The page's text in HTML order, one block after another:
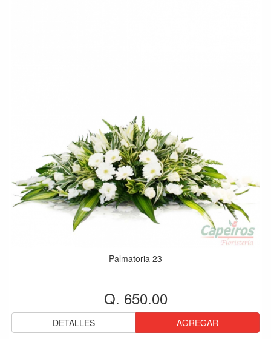
Palmatoria 23
Q. 650.00
DETALLES AGREGAR